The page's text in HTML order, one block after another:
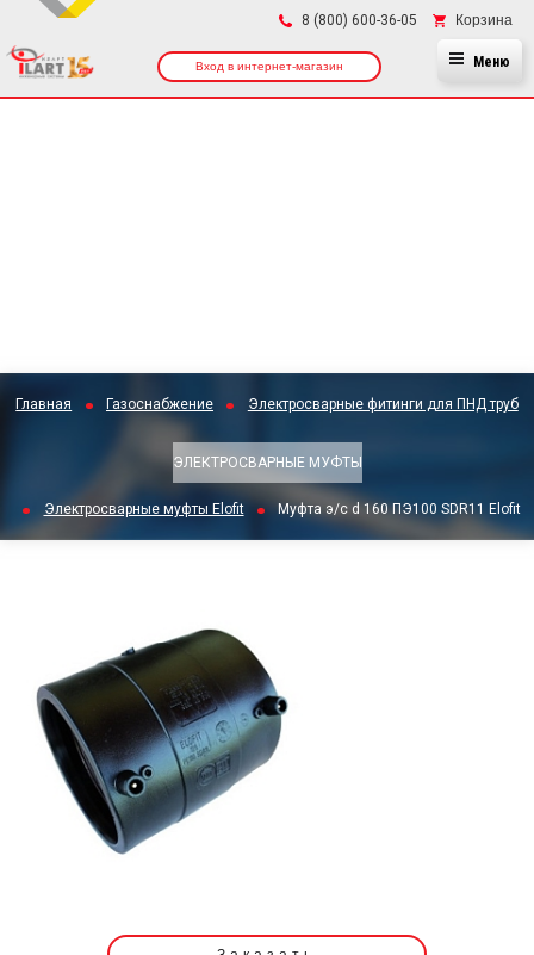
8 (800) 600-36-05 Корзина
Вход в интернет-магазин Меню
Главная Газоснабжение Электросварные фитинги для ПНД труб
ЭЛЕКТРОСВАРНЫЕ МУФТЫ
Электросварные муфты Elofit Муфта э/с d 160 ПЭ100 SDR11 Elofit
×